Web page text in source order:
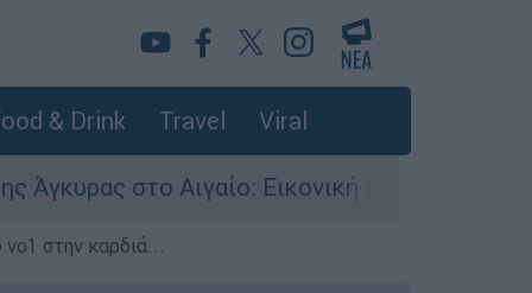
& Drink Travel Viral
στο Αιγαίο: Εικονική αερομαχία ανάμεσα
στην καρδιά...